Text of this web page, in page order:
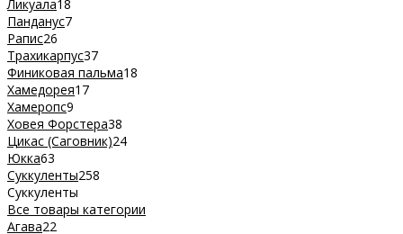
Ликуала18
Панданус7
Рапис26
Трахикарпус37
Финиковая пальма18
Хамедорея17
Хамеропс9
Ховея Форстера38
Цикас (Саговник)24
Юкка63
Суккуленты258
Суккуленты
Все товары категории
Агава22